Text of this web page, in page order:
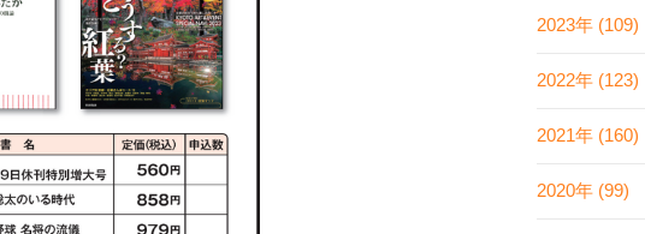
2023年 (109)
2022年 (123)
2021年 (160)
2020年 (99)